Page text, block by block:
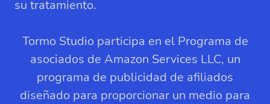
su tratamiento.
Tormo Studio participa en el Programa de
asociados de Amazon Services LLC, un
programa de publicidad de afiliados
diseñado para proporcionar un medio para